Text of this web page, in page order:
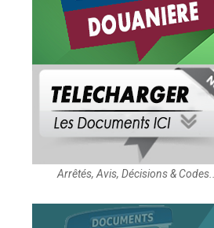
Arrêtés, Avis, Décisions & Codes...